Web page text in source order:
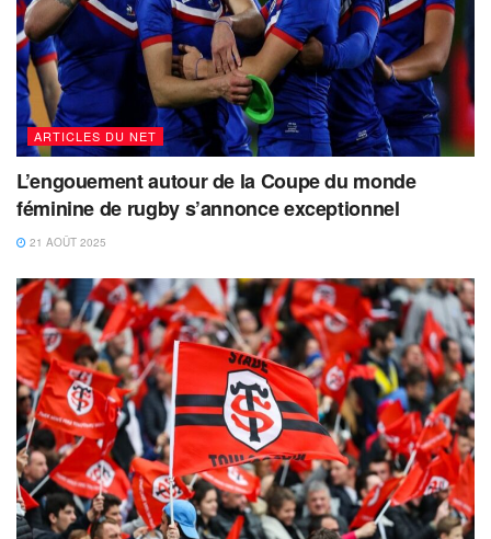
ARTICLES DU NET
L’engouement autour de la Coupe du monde
féminine de rugby s’annonce exceptionnel
21 AOÛT 2025